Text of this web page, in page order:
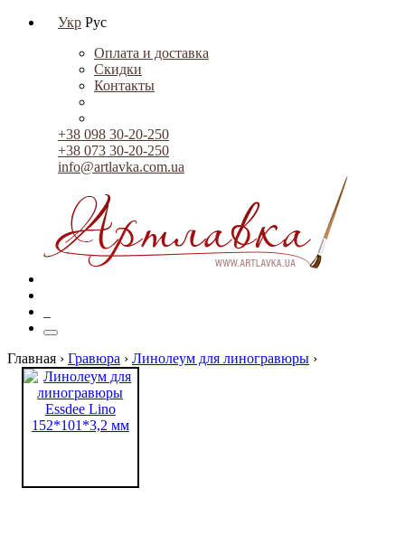
Укр Рус
Оплата и доставка
Скидки
Контакты
+38 098 30-20-250
+38 073 30-20-250
info@artlavka.com.ua
Главная › Гравюра › Линолеум для линогравюры ›